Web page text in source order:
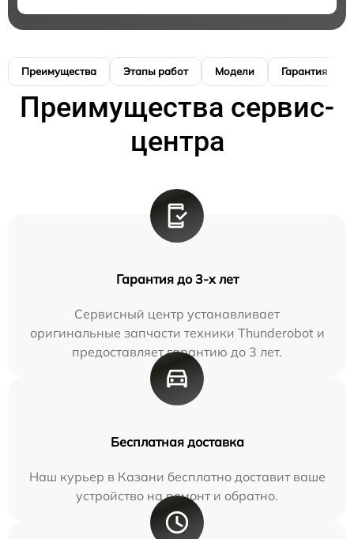
Преимущества Этапы работ Модели Гарантия
Преимущества сервис-
центра
Гарантия до 3-х лет
Сервисный центр устанавливает
оригинальные запчасти техники Thunderobot и
предоставляет гарантию до 3 лет.
Бесплатная доставка
Наш курьер в Казани бесплатно доставит ваше
устройство на ремонт и обратно.